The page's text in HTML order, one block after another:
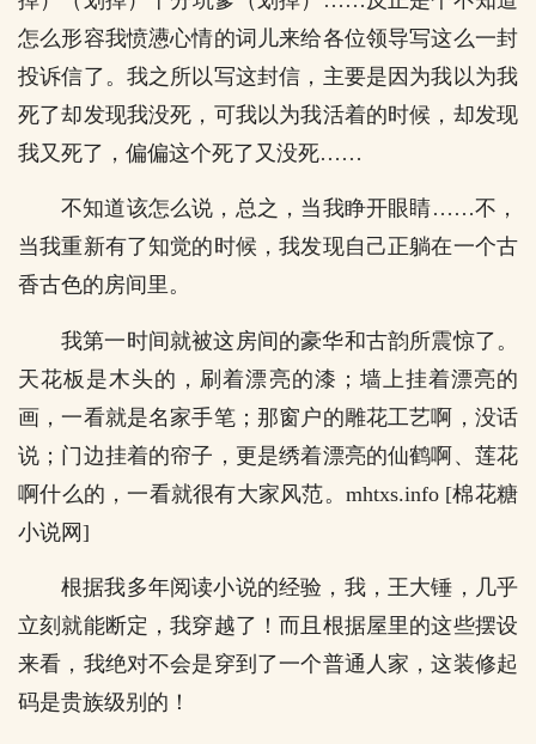
怎么形容我愤懑心情的词儿来给各位领导写这么一封
投诉信了。我之所以写这封信，主要是因为我以为我
死了却发现我没死，可我以为我活着的时候，却发现
我又死了，偏偏这个死了又没死……
不知道该怎么说，总之，当我睁开眼睛……不，
当我重新有了知觉的时候，我发现自己正躺在一个古
香古色的房间里。
我第一时间就被这房间的豪华和古韵所震惊了。
天花板是木头的，刷着漂亮的漆；墙上挂着漂亮的
画，一看就是名家手笔；那窗户的雕花工艺啊，没话
说；门边挂着的帘子，更是绣着漂亮的仙鹤啊、莲花
啊什么的，一看就很有大家风范。mhtxs.info [棉花糖
小说网]
根据我多年阅读小说的经验，我，王大锤，几乎
立刻就能断定，我穿越了！而且根据屋里的这些摆设
来看，我绝对不会是穿到了一个普通人家，这装修起
码是贵族级别的！